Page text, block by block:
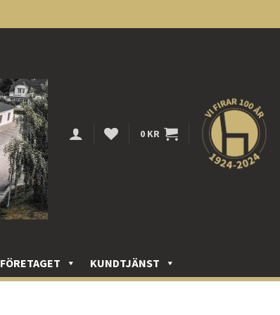
0 KR
FÖRETAGET KUNDTJÄNST